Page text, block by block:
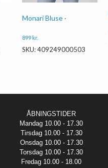
Monari Bluse ·
899kr.
SKU: 409249000503
ÅBNINGSTIDER
Mandag 10.00 - 17.30
Tirsdag 10.00 - 17.30
Onsdag 10.00 - 17.30
Torsdag 10.00 - 17.30
Fredag 10.00 - 18.00